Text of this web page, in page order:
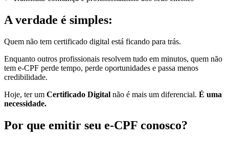
A verdade é simples:
Quem não tem certificado digital está ficando para trás.
Enquanto outros profissionais resolvem tudo em minutos, quem não
tem e-CPF perde tempo, perde oportunidades e passa menos
credibilidade.
Hoje, ter um Certificado Digital não é mais um diferencial. É uma
necessidade.
Por que emitir seu e-CPF conosco?